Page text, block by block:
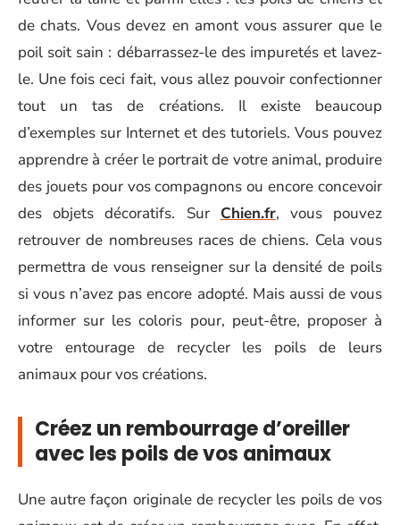
de chats. Vous devez en amont vous assurer que le
poil soit sain : débarrassez-le des impuretés et lavez-
le. Une fois ceci fait, vous allez pouvoir confectionner
tout un tas de créations. Il existe beaucoup
d’exemples sur Internet et des tutoriels. Vous pouvez
apprendre à créer le portrait de votre animal, produire
des jouets pour vos compagnons ou encore concevoir
des objets décoratifs. Sur Chien.fr, vous pouvez
retrouver de nombreuses races de chiens. Cela vous
permettra de vous renseigner sur la densité de poils
si vous n’avez pas encore adopté. Mais aussi de vous
informer sur les coloris pour, peut-être, proposer à
votre entourage de recycler les poils de leurs
animaux pour vos créations.
Créez un rembourrage d’oreiller
avec les poils de vos animaux
Une autre façon originale de recycler les poils de vos